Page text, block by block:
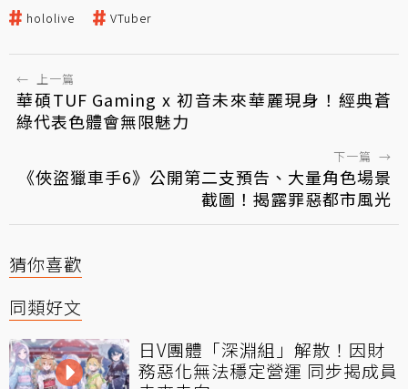
hololive VTuber
← 上一篇
華碩TUF Gaming x 初音未來華麗現身！經典蒼
綠代表色體會無限魅力
下一篇 →
《俠盜獵車手6》公開第二支預告、大量角色場景
截圖！揭露罪惡都市風光
猜你喜歡
同類好文
日V團體「深淵組」解散！因財
務惡化無法穩定營運 同步揭成員